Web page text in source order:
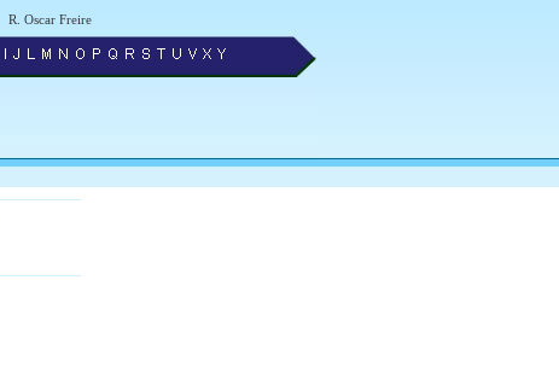
R. Oscar Freire